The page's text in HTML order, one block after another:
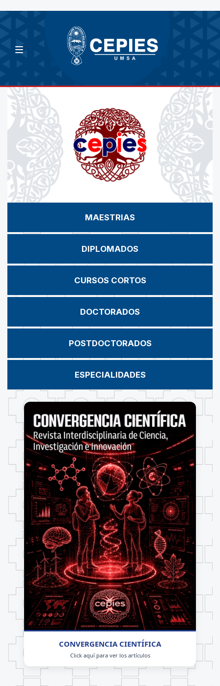
MAESTRIAS
DIPLOMADOS
CURSOS CORTOS
DOCTORADOS
POSTDOCTORADOS
ESPECIALIDADES
CONVERGENCIA CIENTÍFICA
Click aquí para ver los artículos